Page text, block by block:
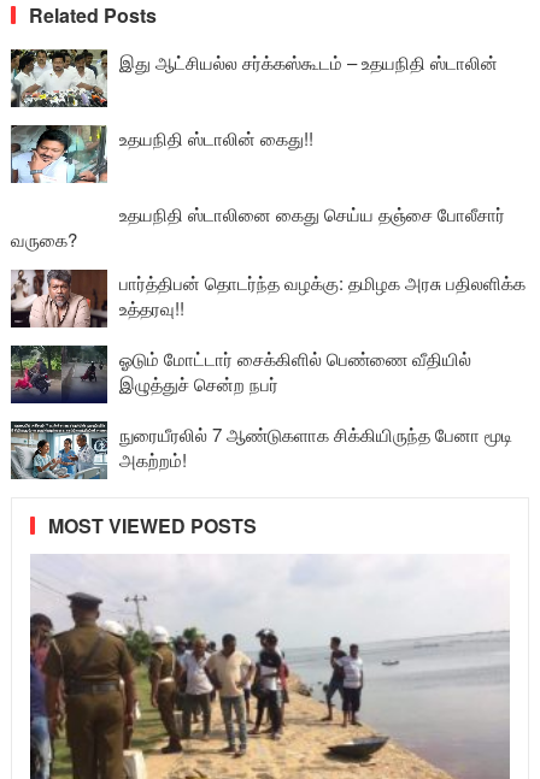
Related Posts
இது ஆட்சியல்ல சர்க்கஸ்கூடம் – உதயநிதி ஸ்டாலின்
உதயநிதி ஸ்டாலின் கைது!!
உதயநிதி ஸ்டாலினை கைது செய்ய தஞ்சை போலீசார்
வருகை?
பார்த்திபன் தொடர்ந்த வழக்கு: தமிழக அரசு பதிலளிக்க
உத்தரவு!!
ஓடும் மோட்டார் சைக்கிளில் பெண்ணை வீதியில்
இழுத்துச் சென்ற நபர்
நுரையீரலில் 7 ஆண்டுகளாக சிக்கியிருந்த பேனா மூடி
அகற்றம்!
MOST VIEWED POSTS